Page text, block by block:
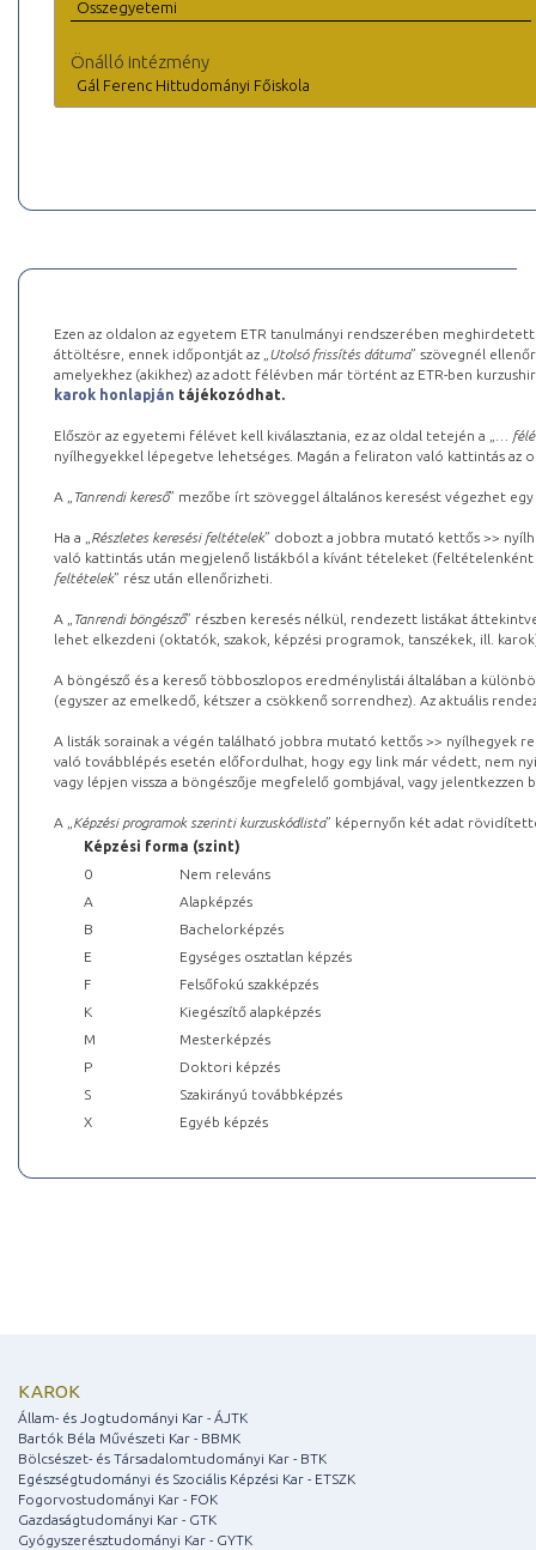
Összegyetemi
Önálló intézmény
Gál Ferenc Hittudományi Főiskola
Ezen az oldalon az egyetem ETR tanulmányi rendszerében
áttöltésre, ennek időpontját az „ Utolsó frissítés dátuma” szövegnél
amelyekhez (akikhez) az adott félévben már történt az ETR-ben
karok honlapján tájékozódhat.
Először az egyetemi félévet kell kiválasztania, ez az oldal tetején a „
…
nyílhegyekkel lépegetve lehetséges. Magán a feliraton való kattintás az
A „ Tanrendi kereső” mezőbe írt szöveggel általános keresést végezhet
Ha a „ Részletes keresési feltételek” dobozt a jobbra mutató kettős >>
való kattintás után megjelenő listákból a kívánt tételeket (feltételenként
feltételek” rész után ellenőrizheti.
A „ Tanrendi böngésző” részben keresés nélkül, rendezett listákat
lehet elkezdeni (oktatók, szakok, képzési programok, tanszékek, ill.
A böngésző és a kereső többoszlopos eredménylistái általában a
(egyszer az emelkedő, kétszer a csökkenő sorrendhez). Az aktuális
A listák sorainak a végén található jobbra mutató kettős >> nyílhegyek
való továbblépés esetén előfordulhat, hogy egy link már védett, nem
vagy lépjen vissza a böngészője megfelelő gombjával, vagy
A „ Képzési programok szerinti kurzuskódlista” képernyőn két adat
Képzési forma (szint)
0
Nem releváns
A
Alapképzés
B
Bachelorképzés
E
Egységes osztatlan képzés
F
Felsőfokú szakképzés
K
Kiegészítő alapképzés
M
Mesterképzés
P
Doktori képzés
S
Szakirányú továbbképzés
X
Egyéb képzés
KAROK
Állam- és Jogtudományi Kar - ÁJTK
Bartók Béla Művészeti Kar - BBMK
Bölcsészet- és Társadalomtudományi Kar - BTK
Egészségtudományi és Szociális Képzési Kar - ETSZK
Fogorvostudományi Kar - FOK
Gazdaságtudományi Kar - GTK
Gyógyszerésztudományi Kar - GYTK